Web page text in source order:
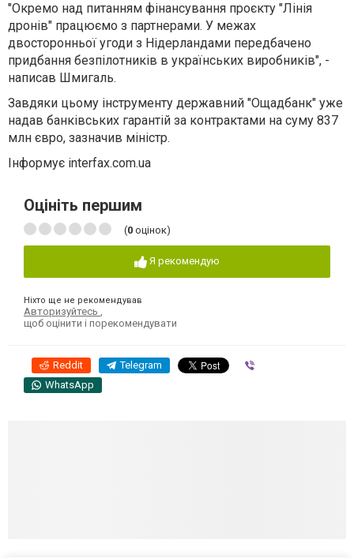
"Окремо над питанням фінансування проєкту "Лінія
дронів" працюємо з партнерами. У межах
двосторонньої угоди з Нідерландами передбачено
придбання безпілотників в українських виробників", -
написав Шмигаль.
Завдяки цьому інструменту державний "Ощадбанк" уже
надав банківських гарантій за контрактами на суму 837
млн євро, зазначив міністр.
Інформує interfax.com.ua
Оцініть першим
(0 оцінок)
Я рекомендую
Ніхто ще не рекомендував
Авторизуйтесь ,
щоб оцінити і порекомендувати
Reddit Telegram
WhatsApp